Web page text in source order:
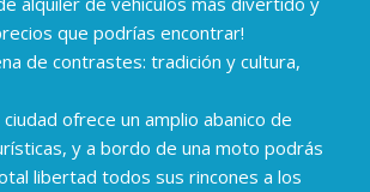
que podrías encontrar!
de contrastes: tradición y cultura,
ofrece un amplio abanico de
y a bordo de una moto podrás
libertad todos sus rincones a los